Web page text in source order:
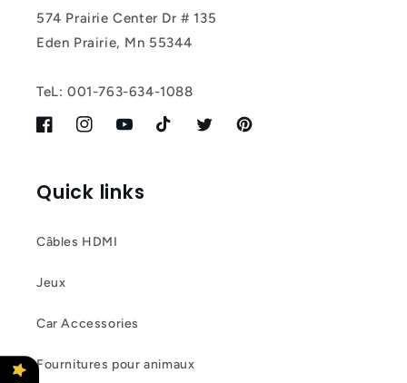
574 Prairie Center Dr # 135
Eden Prairie, Mn 55344
TeL: 001-763-634-1088
FacebookInstagramYouTubeTikTok TwitterPinterest
Quick links
Câbles HDMI
Jeux
Car Accessories
Fournitures pour animaux